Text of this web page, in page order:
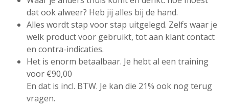
dat ook alweer? Heb jij alles bij de hand.
Alles wordt stap voor stap uitgelegd. Zelfs waar je
welk product voor gebruikt, tot aan klant contact
en contra-indicaties.
Het is enorm betaalbaar. Je hebt al een training
voor €90,00
En dat is incl. BTW. Je kan die 21% ook nog terug
vragen.